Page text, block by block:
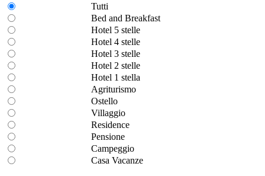
Tutti
Bed and Breakfast
Hotel 5 stelle
Hotel 4 stelle
Hotel 3 stelle
Hotel 2 stelle
Hotel 1 stella
Agriturismo
Ostello
Villaggio
Residence
Pensione
Campeggio
Casa Vacanze